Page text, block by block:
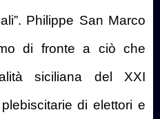
Philippe San Marco
di fronte a ciò che
siciliana del XXI
di elettori e